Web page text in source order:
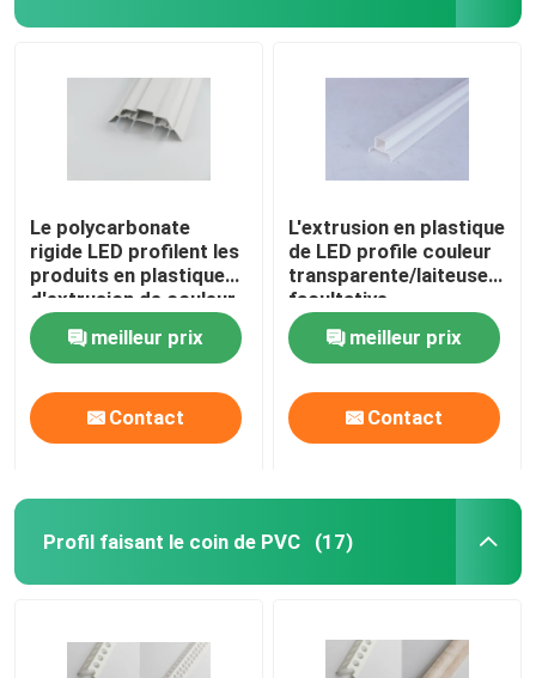
Le polycarbonate
rigide LED profilent les
produits en plastique
d'extrusion de couleur
diffuse et faite sur
commandemeilleur prix
Contact
L'extrusion en plastique
de LED profile couleur
transparente/laiteuse
facultative
meilleur prix
Contact
Profil faisant le coin de PVC (17)